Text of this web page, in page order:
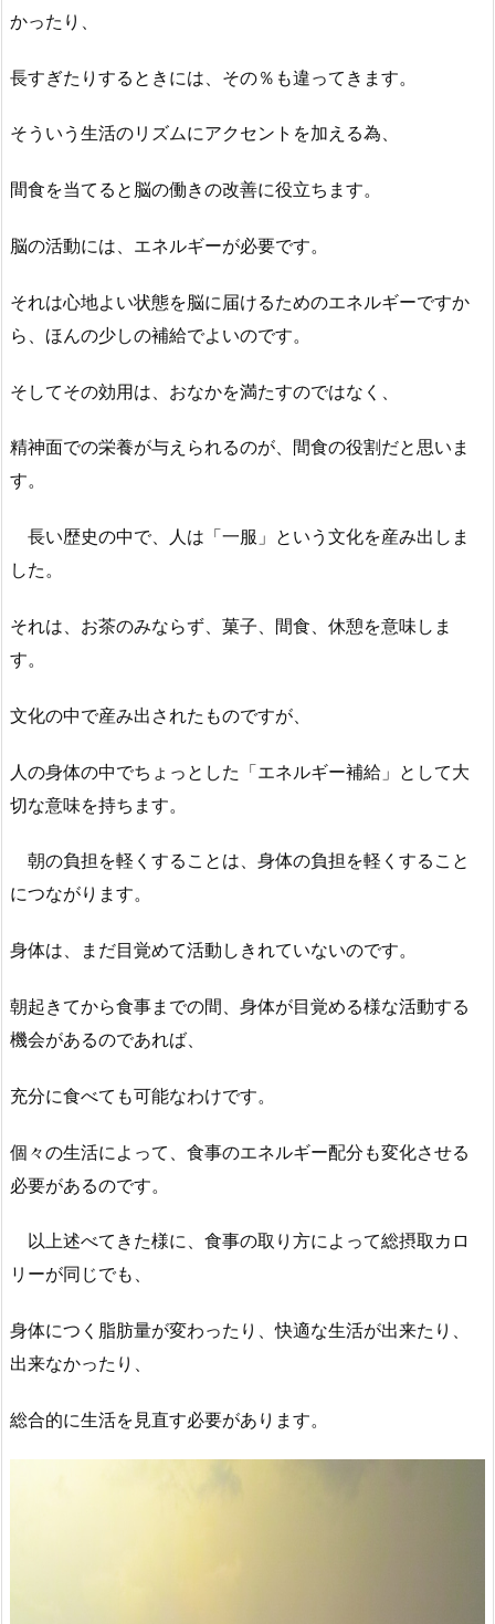
かったり、
長すぎたりするときには、その％も違ってきます。
そういう生活のリズムにアクセントを加える為、
間食を当てると脳の働きの改善に役立ちます。
脳の活動には、エネルギーが必要です。
それは心地よい状態を脳に届けるためのエネルギーですか
ら、ほんの少しの補給でよいのです。
そしてその効用は、おなかを満たすのではなく、
精神面での栄養が与えられるのが、間食の役割だと思いま
す。
長い歴史の中で、人は「一服」という文化を産み出しま
した。
それは、お茶のみならず、菓子、間食、休憩を意味しま
す。
文化の中で産み出されたものですが、
人の身体の中でちょっとした「エネルギー補給」として大
切な意味を持ちます。
朝の負担を軽くすることは、身体の負担を軽くすること
につながります。
身体は、まだ目覚めて活動しきれていないのです。
朝起きてから食事までの間、身体が目覚める様な活動する
機会があるのであれば、
充分に食べても可能なわけです。
個々の生活によって、食事のエネルギー配分も変化させる
必要があるのです。
以上述べてきた様に、食事の取り方によって総摂取カロ
リーが同じでも、
身体につく脂肪量が変わったり、快適な生活が出来たり、
出来なかったり、
総合的に生活を見直す必要があります。